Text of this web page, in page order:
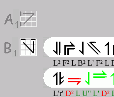
L² F² L B² L' F² L
L'r' D² L U'' L' D²